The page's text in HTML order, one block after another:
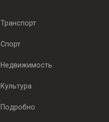
Транспорт
Спорт
Недвижимость
Культура
Подробно